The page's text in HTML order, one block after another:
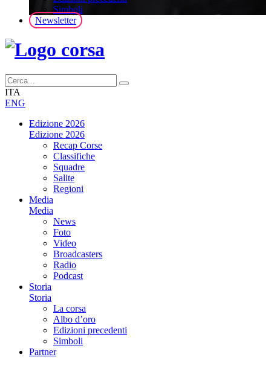
Simboli
Newsletter
ITA
ENG
Edizione 2026
Edizione 2026
Recap Corse
Classifiche
Squadre
Salite
Regioni
Media
Media
News
Foto
Video
Broadcasters
Radio
Podcast
Storia
Storia
La corsa
Albo d’oro
Edizioni precedenti
Simboli
Partner